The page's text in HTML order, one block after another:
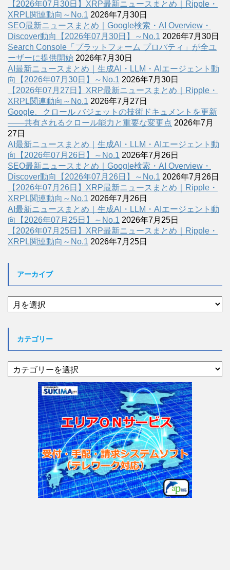
【2026年07月30日】XRP最新ニュースまとめ｜Ripple・
XRPL関連動向～No.1 2026年7月30日
SEO最新ニュースまとめ｜Google検索・AI Overview・
Discover動向【2026年07月30日】～No.1 2026年7月30日
Search Console「プラットフォーム プロパティ」が全ユ
ーザーに提供開始 2026年7月30日
AI最新ニュースまとめ｜生成AI・LLM・AIエージェント動
向【2026年07月30日】～No.1 2026年7月30日
【2026年07月27日】XRP最新ニュースまとめ｜Ripple・
XRPL関連動向～No.1 2026年7月27日
Google、クロール バジェットの技術ドキュメントを更新
――共有されるクロール能力と重要な変更点 2026年7月
27日
AI最新ニュースまとめ｜生成AI・LLM・AIエージェント動
向【2026年07月26日】～No.1 2026年7月26日
SEO最新ニュースまとめ｜Google検索・AI Overview・
Discover動向【2026年07月26日】～No.1 2026年7月26日
【2026年07月26日】XRP最新ニュースまとめ｜Ripple・
XRPL関連動向～No.1 2026年7月26日
AI最新ニュースまとめ｜生成AI・LLM・AIエージェント動
向【2026年07月25日】～No.1 2026年7月25日
【2026年07月25日】XRP最新ニュースまとめ｜Ripple・
XRPL関連動向～No.1 2026年7月25日
アーカイブ
ア
ー
カテゴリー
テ